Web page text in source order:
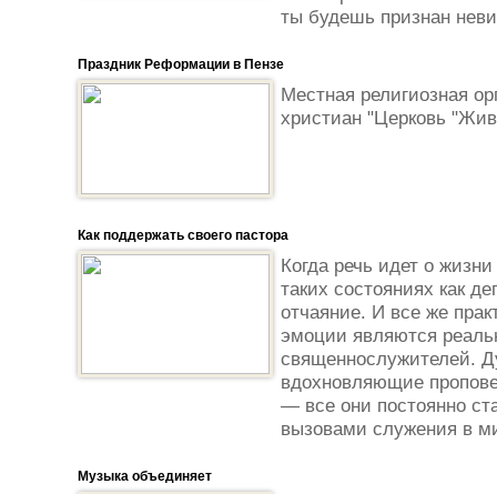
ты будешь признан
Праздник Реформации в Пензе
Местная религиозная
христиан "Церковь
Как поддержать своего пастора
Когда речь идет о
таких состояниях как
отчаяние. И все же
эмоции являются
священнослужителей.
вдохновляющие
— все они постоянно
вызовами служения в
Музыка объединяет